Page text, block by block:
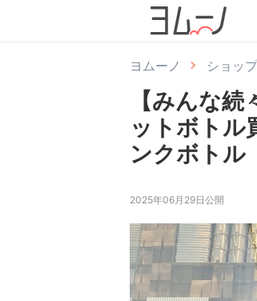
ヨムーノ ショップ
【みんな
ットボトル
ンクボトル
2025年06月29日公開